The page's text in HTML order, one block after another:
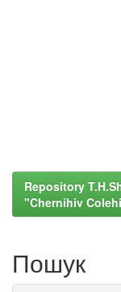
Repository
"Chernihiv
Пошук